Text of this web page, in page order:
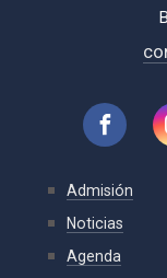
Admisión
Noticias
Agenda